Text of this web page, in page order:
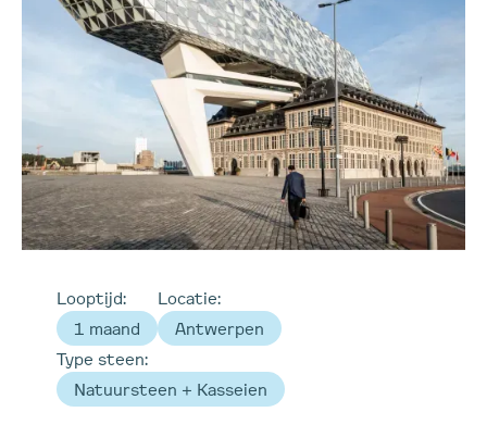
Looptijd:
1 maand
Locatie:
Antwerpen
Type steen:
Natuursteen + Kasseien